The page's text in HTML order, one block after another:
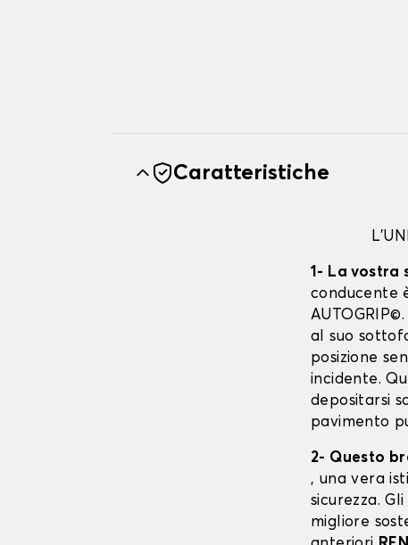
Caratteristiche
1- La vostra
conducente
al suo
posizione
incidente.
depositarsi
pavimento
2- Questo
, una vera
sicurezza.
migliore